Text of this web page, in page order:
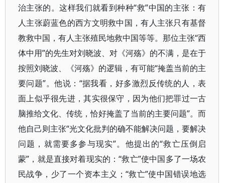
治主张的。这样我们就看到种种“救”中国的主张：有
人主张蔚蓝色的西方文明救中国，有人主张只有基督
教救中国，有人主张殖民地救中国等等。那位主张“西
体中用”的先生对刘晓波、对《河殇》的不满，是在于
按照刘晓波、《河殇》的逻辑，有可能“掩盖当前的主
要问题”。他说：“据我看，好多激烈反传统的人，表
面上似乎很先进，其实很保守，因为他们把罪过一古
脑推给文化、传统，恰好掩盖了当前的主要问题”。而
他自己则主张“光文化批判的确不能解决问题，要解决
问题，就需要多参与现实”。他提出的“救亡压倒启
蒙”，就是直接对着现实的：“救亡”使中国多了一场农
民战争，少了一个资本主义；“救亡”使中国错误地选